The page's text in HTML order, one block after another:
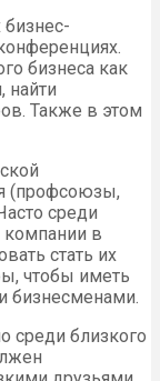
бизнеса как
найти
Также в этом
(профсоюзы,
среди
компании в
стать их
чтобы иметь
бизнесменами.
среди близкого